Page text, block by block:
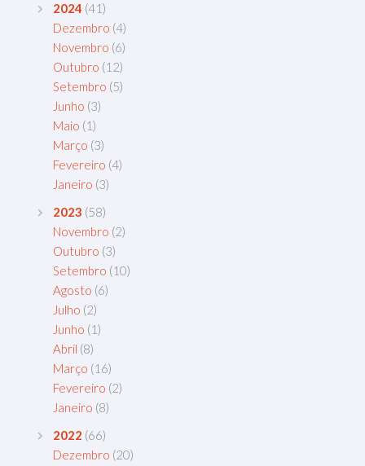
2024 (41)
Dezembro (4)
Novembro (6)
Outubro (12)
Setembro (5)
Junho (3)
Maio (1)
Março (3)
Fevereiro (4)
Janeiro (3)
2023 (58)
Novembro (2)
Outubro (3)
Setembro (10)
Agosto (6)
Julho (2)
Junho (1)
Abril (8)
Março (16)
Fevereiro (2)
Janeiro (8)
2022 (66)
Dezembro (20)